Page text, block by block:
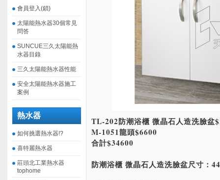
會員登入(鎖)
太陽能熱水器30個常見
問答
SUNCUE三久太陽能熱
水器目錄
三久太陽能熱水器性能
安全太陽能熱水器施工
案例
熱水器
如何挑選熱水器!?
喜特麗熱水器
莊頭北工業熱水器
tophome
TL-202防潮浴櫃 微晶石人造洗臉盆
M-1051龍頭$6600
合計$34600
防潮浴櫃 微晶石人造洗臉盆尺寸：